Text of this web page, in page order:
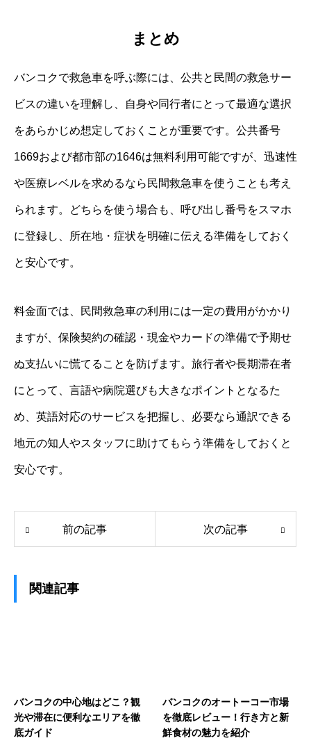
まとめ
バンコクで救急車を呼ぶ際には、公共と民間の救急サー
ビスの違いを理解し、自身や同行者にとって最適な選択
をあらかじめ想定しておくことが重要です。公共番号
1669および都市部の1646は無料利用可能ですが、迅速性
や医療レベルを求めるなら民間救急車を使うことも考え
られます。どちらを使う場合も、呼び出し番号をスマホ
に登録し、所在地・症状を明確に伝える準備をしておく
と安心です。
料金面では、民間救急車の利用には一定の費用がかかり
ますが、保険契約の確認・現金やカードの準備で予期せ
ぬ支払いに慌てることを防げます。旅行者や長期滞在者
にとって、言語や病院選びも大きなポイントとなるた
め、英語対応のサービスを把握し、必要なら通訳できる
地元の知人やスタッフに助けてもらう準備をしておくと
安心です。
前の記事 次の記事
関連記事
バンコクの中心地はどこ？観
光や滞在に便利なエリアを徹
底ガイド
バンコクのオートーコー市場
を徹底レビュー！行き方と新
鮮食材の魅力を紹介